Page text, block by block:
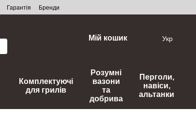
Гарантія Бренди
Мій кошик Укр
Комплектуючі
для грилів
Розумні
вазони
та
добрива
Перголи,
навіси,
альтанки